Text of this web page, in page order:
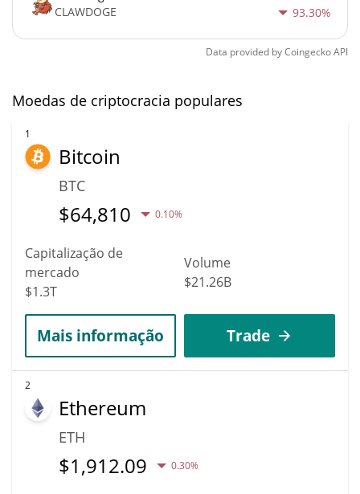
CLAWDOGE
93.30%
Data provided byCoingeckoAPI
Moedas de criptocracia populares
1
Bitcoin
BTC
$64,810 0.10%
Capitalização de
mercado
$1.3T
Volume
$21.26B
Mais informação Trade
2
Ethereum
ETH
$1,912.09 0.30%